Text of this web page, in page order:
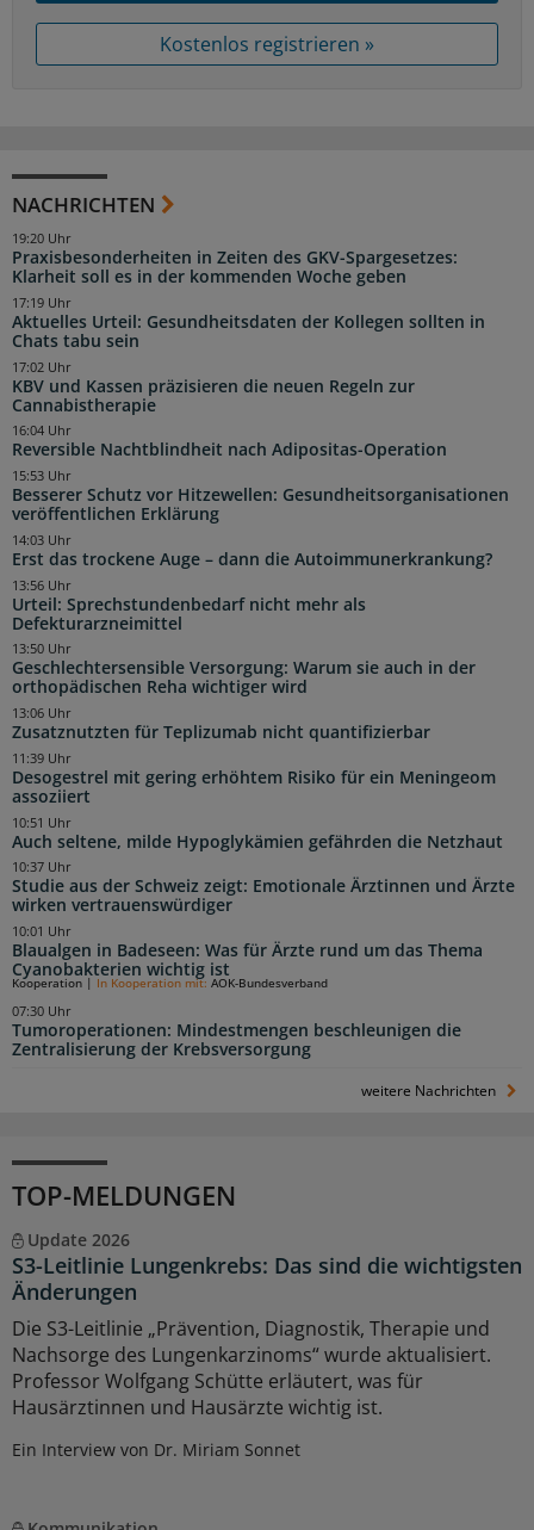
Kostenlos registrieren »
NACHRICHTEN
Praxisbesonderheiten in Zeiten des GKV-Spargesetzes:
Klarheit soll es in der kommenden Woche geben
19:20 Uhr
Aktuelles Urteil: Gesundheitsdaten der Kollegen sollten in
Chats tabu sein
17:19 Uhr
KBV und Kassen präzisieren die neuen Regeln zur
Cannabistherapie
17:02 Uhr
Reversible Nachtblindheit nach Adipositas-Operation
16:04 Uhr
Besserer Schutz vor Hitzewellen: Gesundheitsorganisationen
veröffentlichen Erklärung
15:53 Uhr
Erst das trockene Auge – dann die Autoimmunerkrankung?
14:03 Uhr
Urteil: Sprechstundenbedarf nicht mehr als
Defekturarzneimittel
13:56 Uhr
Geschlechtersensible Versorgung: Warum sie auch in der
orthopädischen Reha wichtiger wird
13:50 Uhr
Zusatznutzten für Teplizumab nicht quantifizierbar
13:06 Uhr
Desogestrel mit gering erhöhtem Risiko für ein Meningeom
assoziiert
11:39 Uhr
Auch seltene, milde Hypoglykämien gefährden die Netzhaut
10:51 Uhr
Studie aus der Schweiz zeigt: Emotionale Ärztinnen und Ärzte
wirken vertrauenswürdiger
10:37 Uhr
Blaualgen in Badeseen: Was für Ärzte rund um das Thema
Cyanobakterien wichtig ist
10:01 Uhr
Tumoroperationen: Mindestmengen beschleunigen die
Zentralisierung der Krebsversorgung
Kooperation | In Kooperation mit: AOK-Bundesverband
07:30 Uhr
weitere Nachrichten
TOP-MELDUNGEN
Update 2026
S3-Leitlinie Lungenkrebs: Das sind die wichtigsten
Änderungen
Die S3-Leitlinie „Prävention, Diagnostik, Therapie und
Nachsorge des Lungenkarzinoms“ wurde aktualisiert.
Professor Wolfgang Schütte erläutert, was für
Hausärztinnen und Hausärzte wichtig ist.
Ein Interview von Dr. Miriam Sonnet